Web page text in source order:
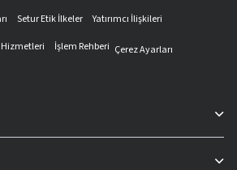
Setur Etik İlkeler
Yatırımcı İlişkileri
İşlem Rehberi Çerez Ayarları